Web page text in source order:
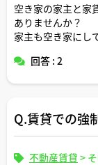
空き家の家主と家
ありませんか？
家主も空き家にし
回答 : 2
Q.賃貸での強
不動産賃貸 >